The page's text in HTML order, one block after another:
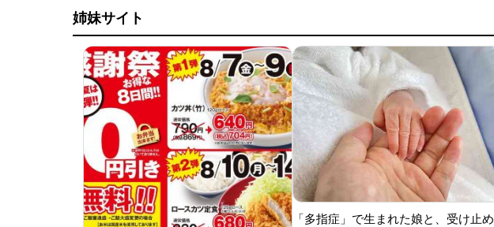
姉妹サイト
「多指症」で生まれた娘と、受け止め